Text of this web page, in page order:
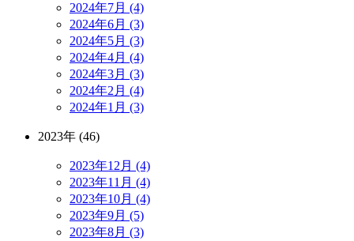
2024年7月 (4)
2024年6月 (3)
2024年5月 (3)
2024年4月 (4)
2024年3月 (3)
2024年2月 (4)
2024年1月 (3)
2023年 (46)
2023年12月 (4)
2023年11月 (4)
2023年10月 (4)
2023年9月 (5)
2023年8月 (3)